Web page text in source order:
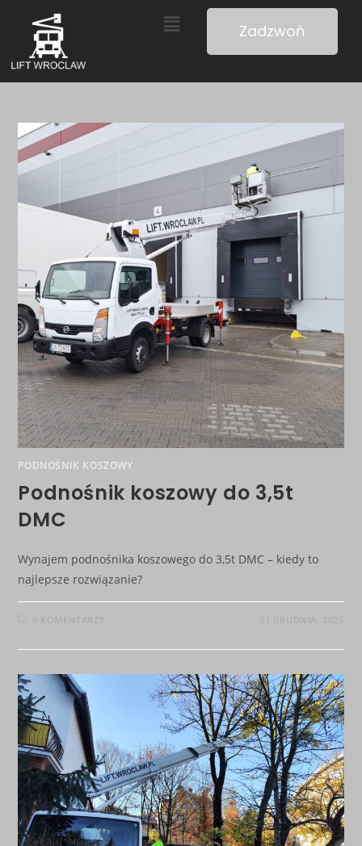
Zadzwoń
PODNOŚNIK KOSZOWY
Podnośnik koszowy do 3,5t
DMC
Wynajem podnośnika koszowego do 3,5t DMC – kiedy to
najlepsze rozwiązanie?